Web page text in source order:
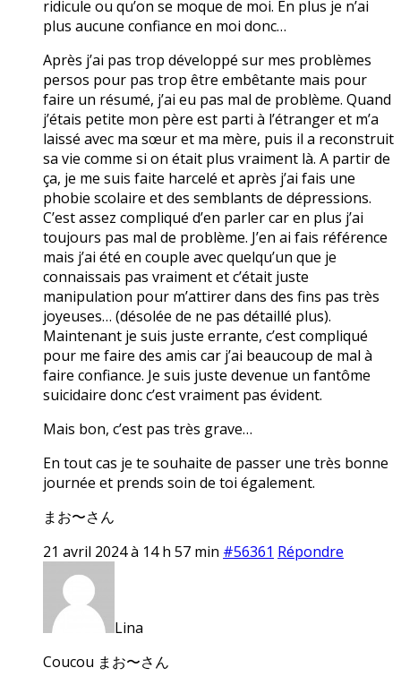
ridicule ou qu’on se moque de moi. En plus je n’ai
plus aucune confiance en moi donc…
Après j’ai pas trop développé sur mes problèmes
persos pour pas trop être embêtante mais pour
faire un résumé, j’ai eu pas mal de problème. Quand
j’étais petite mon père est parti à l’étranger et m’a
laissé avec ma sœur et ma mère, puis il a reconstruit
sa vie comme si on était plus vraiment là. A partir de
ça, je me suis faite harcelé et après j’ai fais une
phobie scolaire et des semblants de dépressions.
C’est assez compliqué d’en parler car en plus j’ai
toujours pas mal de problème. J’en ai fais référence
mais j’ai été en couple avec quelqu’un que je
connaissais pas vraiment et c’était juste
manipulation pour m’attirer dans des fins pas très
joyeuses… (désolée de ne pas détaillé plus).
Maintenant je suis juste errante, c’est compliqué
pour me faire des amis car j’ai beaucoup de mal à
faire confiance. Je suis juste devenue un fantôme
suicidaire donc c’est vraiment pas évident.
Mais bon, c’est pas très grave…
En tout cas je te souhaite de passer une très bonne
journée et prends soin de toi également.
まお〜さん
21 avril 2024 à 14 h 57 min #56361 Répondre
Lina
Coucou まお〜さん